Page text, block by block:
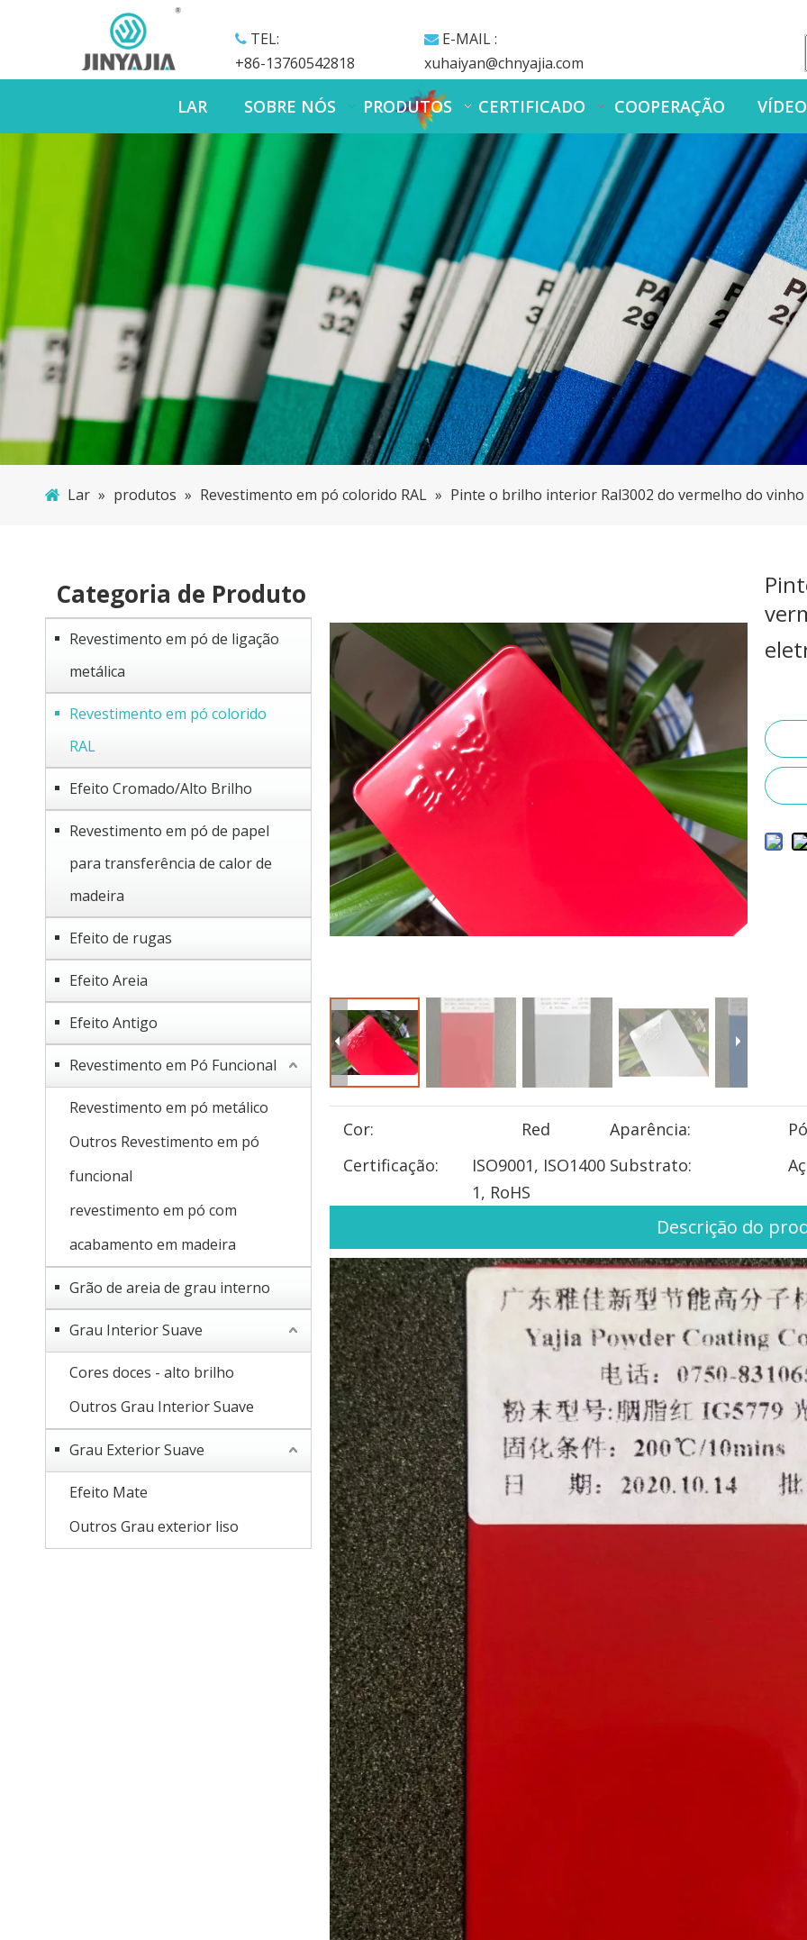
TEL:
+86-13760542818
 E-MAIL :
xuhaiyan@chnyajia.com
LAR SOBRE NÓS PRODUTOS CERTIFICADO COOPERAÇÃO VÍDEO
Lar » produtos » Revestimento em pó colorido RAL » Pinte o brilho interior Ral3002 do vermelho do
Categoria de Produto
Revestimento em pó de ligação
metálica
Revestimento em pó colorido
RAL
Efeito Cromado/Alto Brilho
Revestimento em pó de papel
para transferência de calor de
madeira
Efeito de rugas
Efeito Areia
Efeito Antigo
Revestimento em Pó Funcional
Revestimento em pó metálico
Outros Revestimento em pó
funcional
revestimento em pó com
acabamento em madeira
Grão de areia de grau interno
Grau Interior Suave
Cores doces - alto brilho
Outros Grau Interior Suave
Grau Exterior Suave
Efeito Mate
Outros Grau exterior liso
Cor: Red Aparência:
Certificação:
ISO9001, ISO1400
1, RoHS
Substrato:
Descrição do